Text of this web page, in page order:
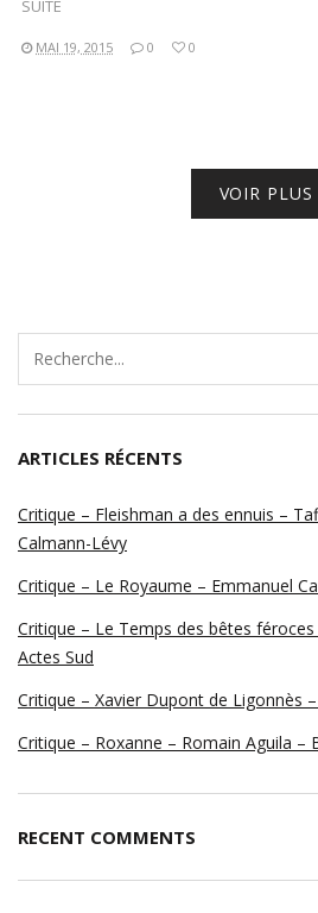
SUITE
MAI 19, 2015 0 0
VOIR PLUS
ARTICLES RÉCENTS
Critique – Fleishman a des ennuis –
Calmann-Lévy
Critique – Le Royaume – Emmanuel
Critique – Le Temps des bêtes
Actes Sud
Critique – Xavier Dupont de Ligonnès
Critique – Roxanne – Romain Aguila –
RECENT COMMENTS